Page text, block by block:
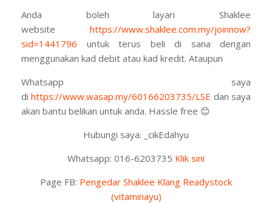
Anda boleh layari Shaklee
website https://www.shaklee.com.my/joinnow?
sid=1441796 untuk terus beli di sana dengan
menggunakan kad debit atau kad kredit. Ataupun
Whatsapp saya
dihttps://www.wasap.my/60166203735/LSE dan saya
akan bantu belikan untuk anda. Hassle free 😊
Hubungi saya: _cikEdahyu
Whatsapp: 016-6203735 Klik sini
Page FB: Pengedar Shaklee Klang Readystock
(vitaminayu)